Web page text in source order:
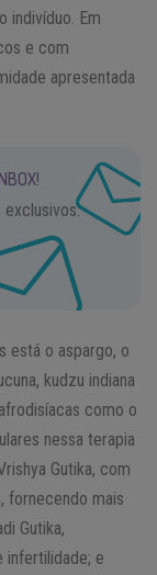
indivíduo. Em
e com
apresentada
está o aspargo, o
kudzu indiana
como o
nessa terapia
Gutika, com
fornecendo mais
Gutika,
infertilidade; e